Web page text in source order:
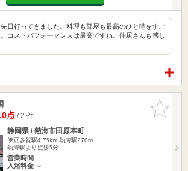
日行ってきました。料理も部屋も最高のひと時をすご
コストパフォーマンスは最高ですね。仲居さんも感じ
お気に入
りに追加
点/ 2 件
静岡県 / 熱海市田原本町
伊豆多賀駅4.75km 熱海駅270m
熱海駅より徒歩5分
営業時間
入浴料金 ～